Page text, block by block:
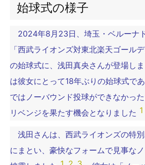
始球式の様子
2024年8月23日、埼玉・ベルーナ
「西武ライオンズ対東北楽天ゴール
の始球式に、浅田真央さんが登場し
は彼女にとって18年ぶりの始球式で
ではノーバウンド投球ができなかっ
リベンジを果たす機会となりました 1
浅田さんは、西武ライオンズの特
にまとい、豪快なフォームで見事な